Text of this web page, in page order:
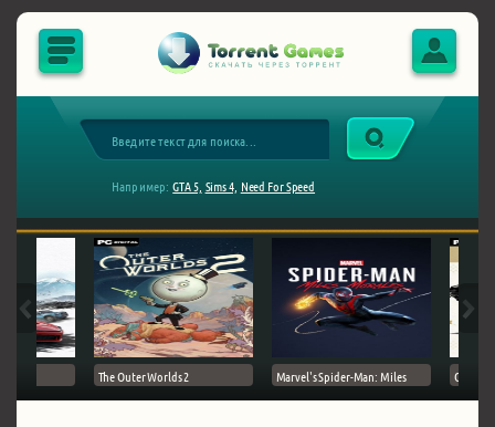
Например: GTA 5, Sims 4, Need For Speed
The Outer Worlds 2 Marvel's Spider-Man: Miles Ghost